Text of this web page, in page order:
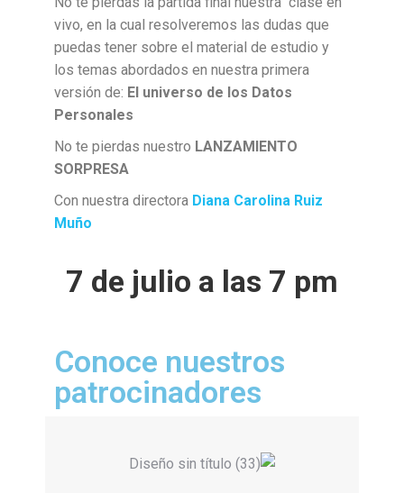
vivo, en la cual resolveremos las dudas que
puedas tener sobre el material de estudio y
los temas abordados en nuestra primera
versión de: El universo de los Datos
Personales
No te pierdas nuestro LANZAMIENTO
SORPRESA
Con nuestra directora Diana Carolina Ruiz
Muño
7 de julio a las 7 pm
Conoce nuestros
patrocinadores